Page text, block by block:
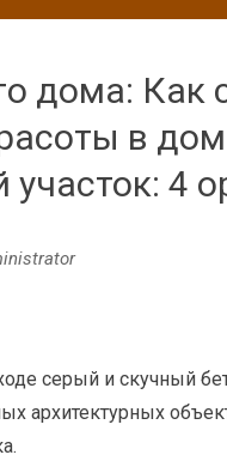
дома: Как
в
участок: 4
серый и скучный
архитектурных